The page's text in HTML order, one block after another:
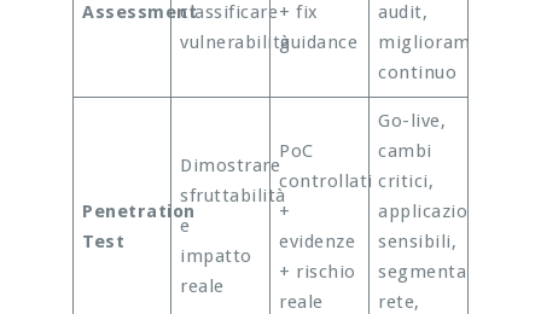
Assessmentclassificare
vulnerabilità
+ fix
guidance
audit,
miglioramento
continuo
Penetration
Test
Dimostrare
sfruttabilità
e
impatto
reale
PoC
controllati
+
evidenze
+ rischio
reale
Go-live,
cambi
critici,
applicazioni
sensibili,
segmentazione
rete,